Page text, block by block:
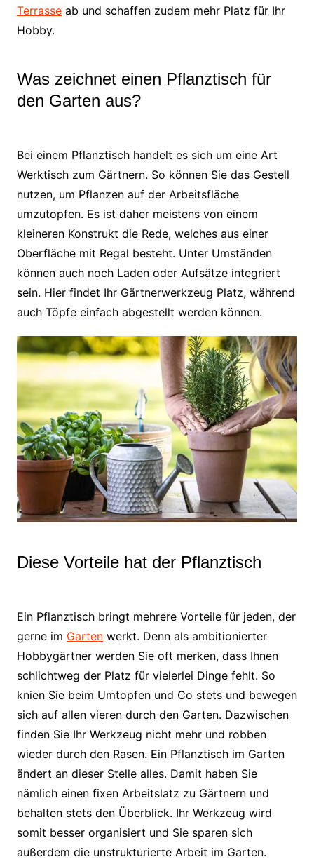
Terrasseab und schaffen zudem mehr Platz für Ihr
Hobby.
Was zeichnet einen Pflanztisch für
den Garten aus?
Bei einem Pflanztisch handelt es sich um eine Art
Werktisch zum Gärtnern. So können Sie das Gestell
nutzen, um Pflanzen auf der Arbeitsfläche
umzutopfen. Es ist daher meistens von einem
kleineren Konstrukt die Rede, welches aus einer
Oberfläche mit Regal besteht. Unter Umständen
können auch noch Laden oder Aufsätze integriert
sein. Hier findet Ihr Gärtnerwerkzeug Platz, während
auch Töpfe einfach abgestellt werden können.
Diese Vorteile hat der Pflanztisch
Ein Pflanztisch bringt mehrere Vorteile für jeden, der
gerne im Gartenwerkt. Denn als ambitionierter
Hobbygärtner werden Sie oft merken, dass Ihnen
schlichtweg der Platz für vielerlei Dinge fehlt. So
knien Sie beim Umtopfen und Co stets und bewegen
sich auf allen vieren durch den Garten. Dazwischen
finden Sie Ihr Werkzeug nicht mehr und robben
wieder durch den Rasen. Ein Pflanztisch im Garten
ändert an dieser Stelle alles. Damit haben Sie
nämlich einen fixen Arbeitslatz zu Gärtnern und
behalten stets den Überblick. Ihr Werkzeug wird
somit besser organisiert und Sie sparen sich
außerdem die unstrukturierte Arbeit im Garten.